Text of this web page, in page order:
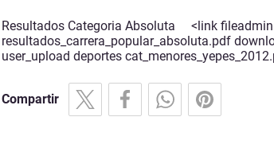
Hermanamiento con Sante-Eulalie
Hermanamiento con Vega de Alatorre (Mexico)
Documentos y trámites
Teléfonos de interés
Resultados Categoria Absoluta <link fileadmin
resultados_carrera_popular_absoluta.pdf
user_upload deportes
Compartir